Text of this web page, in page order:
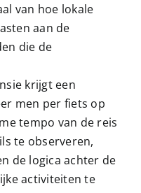
van hoe lokale
aan de
die de
krijgt een
men per fiets op
tempo van de reis
te observeren,
de logica achter de
activiteiten te